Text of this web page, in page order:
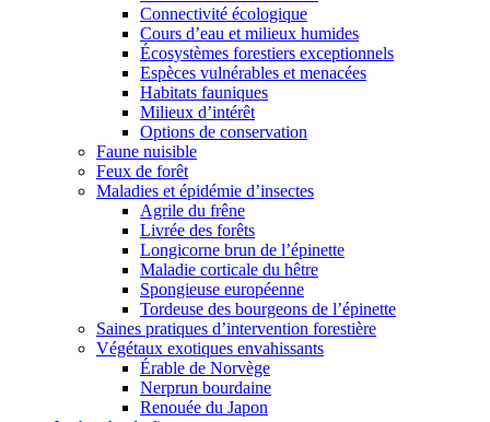
Connectivité écologique
Cours d’eau et milieux humides
Écosystèmes forestiers exceptionnels
Espèces vulnérables et menacées
Habitats fauniques
Milieux d’intérêt
Options de conservation
Faune nuisible
Feux de forêt
Maladies et épidémie d’insectes
Agrile du frêne
Livrée des forêts
Longicorne brun de l’épinette
Maladie corticale du hêtre
Spongieuse européenne
Tordeuse des bourgeons de l’épinette
Saines pratiques d’intervention forestière
Végétaux exotiques envahissants
Érable de Norvège
Nerprun bourdaine
Renouée du Japon